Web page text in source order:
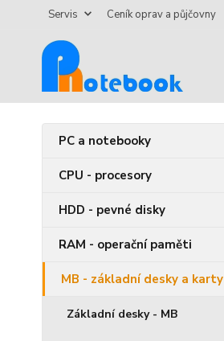
Servis Ceník oprav a půjčovny
PC a notebooky
CPU - procesory
HDD - pevné disky
RAM - operační paměti
MB - základní desky a karty
Základní desky - MB